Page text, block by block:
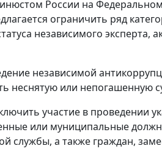
России на
ограничить ряд
независимого эксперта,
независимой
неснятую или непогашенную
участие в проведении
или муниципальные
службы, а также граждан,